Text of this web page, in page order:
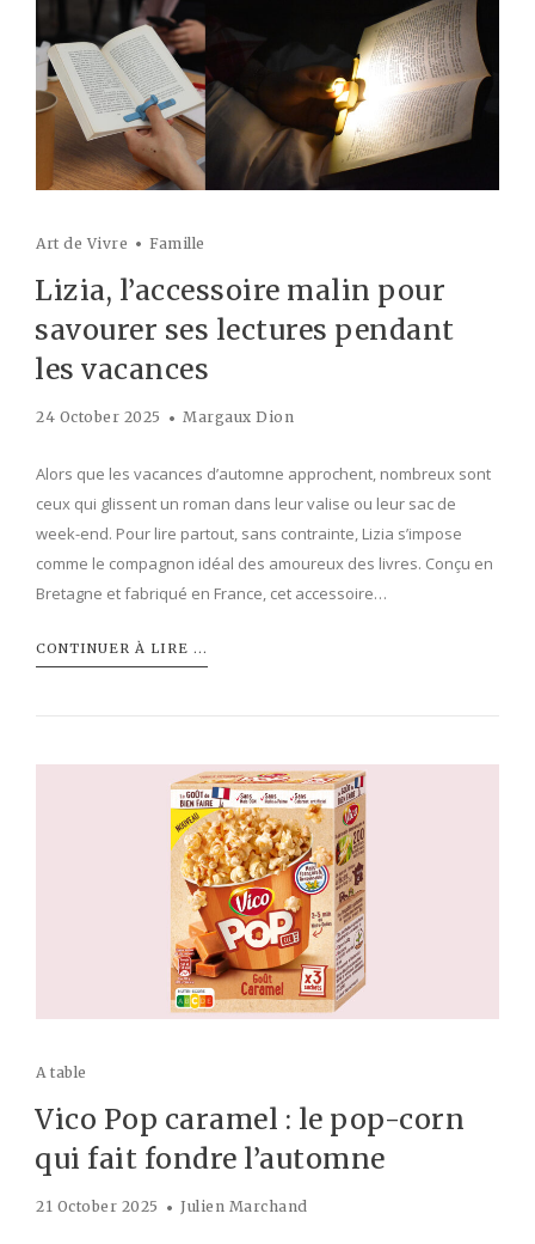
Art de Vivre Famille
Lizia, l’accessoire malin pour
savourer ses lectures pendant
les vacances
24 October 2025 Margaux Dion
Alors que les vacances d’automne approchent, nombreux sont
ceux qui glissent un roman dans leur valise ou leur sac de
week-end. Pour lire partout, sans contrainte, Lizia s’impose
comme le compagnon idéal des amoureux des livres. Conçu en
Bretagne et fabriqué en France, cet accessoire…
CONTINUER À LIRE ...
A table
Vico Pop caramel : le pop-corn
qui fait fondre l’automne
21 October 2025 Julien Marchand